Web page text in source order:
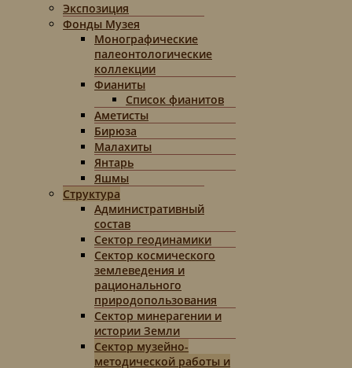
Экспозиция
Фонды Музея
Монографические
палеонтологические
коллекции
Фианиты
Список фианитов
Аметисты
Бирюза
Малахиты
Янтарь
Яшмы
Структура
Административный
состав
Сектор геодинамики
Сектор космического
землеведения и
рационального
природопользования
Сектор минерагении и
истории Земли
Сектор музейно-
методической работы и